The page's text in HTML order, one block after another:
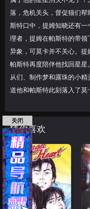
落，危机关头，督促猫们
斯特口中，提姆知晓还有
理者，提姆在帕斯特的带
异象，可莫卡并不关心。
帕斯特再度陪伴他找回星
从们、制作梦和露珠的小
道他和帕斯特此刻落入了
猜你喜欢
关闭